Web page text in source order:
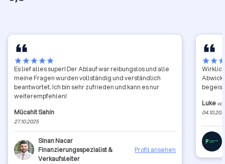
starstarstarstarstar
Es lief alles super! Der Ablauf war reibungslos und alle
meine Fragen wurden vollständig und verständlich
beantwortet. Ich bin sehr zufrieden und kann es nur
weiterempfehlen!
Mücahit Sahin
27.10.2025
Sinan Nacar
Finanzierungsspezialist &
Verkaufsleiter
Profil ansehen
starstar
Luke